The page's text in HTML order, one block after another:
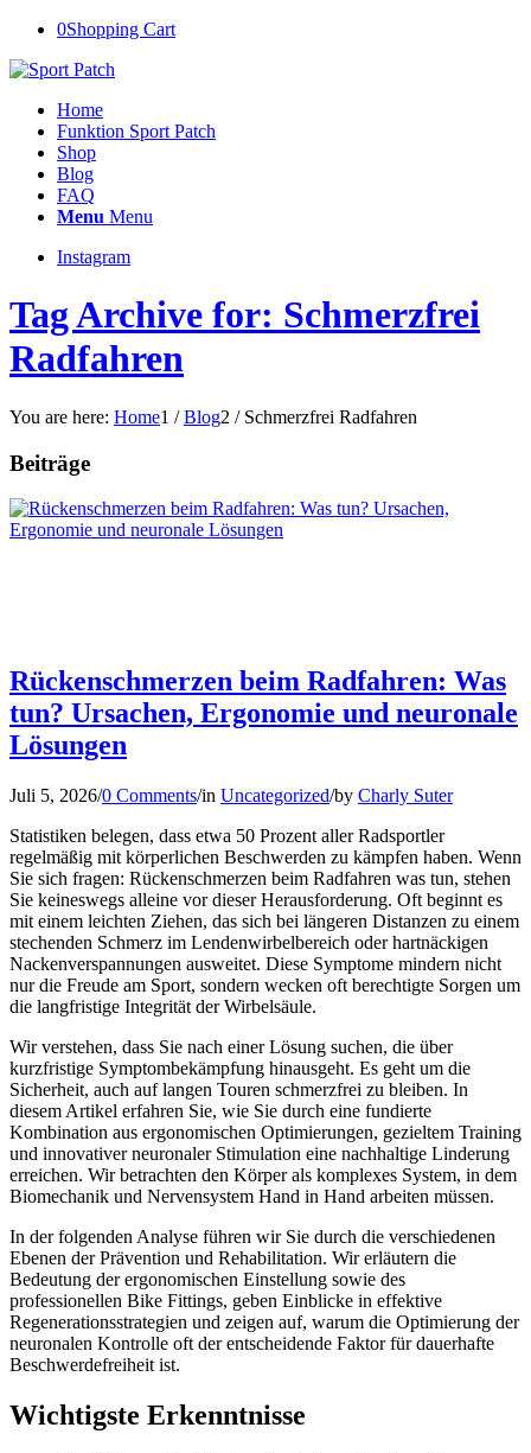
0Shopping Cart
Home
Funktion Sport Patch
Shop
Blog
FAQ
Menu Menu
Instagram
Tag Archive for: Schmerzfrei
Radfahren
You are here: Home1 / Blog2 / Schmerzfrei Radfahren
Beiträge
Rückenschmerzen beim Radfahren: Was
tun? Ursachen, Ergonomie und neuronale
Lösungen
Juli 5, 2026/0 Comments/in Uncategorized/by Charly Suter
Statistiken belegen, dass etwa 50 Prozent aller Radsportler
regelmäßig mit körperlichen Beschwerden zu kämpfen haben. Wenn
Sie sich fragen: Rückenschmerzen beim Radfahren was tun, stehen
Sie keineswegs alleine vor dieser Herausforderung. Oft beginnt es
mit einem leichten Ziehen, das sich bei längeren Distanzen zu einem
stechenden Schmerz im Lendenwirbelbereich oder hartnäckigen
Nackenverspannungen ausweitet. Diese Symptome mindern nicht
nur die Freude am Sport, sondern wecken oft berechtigte Sorgen um
die langfristige Integrität der Wirbelsäule.
Wir verstehen, dass Sie nach einer Lösung suchen, die über
kurzfristige Symptombekämpfung hinausgeht. Es geht um die
Sicherheit, auch auf langen Touren schmerzfrei zu bleiben. In
diesem Artikel erfahren Sie, wie Sie durch eine fundierte
Kombination aus ergonomischen Optimierungen, gezieltem Training
und innovativer neuronaler Stimulation eine nachhaltige Linderung
erreichen. Wir betrachten den Körper als komplexes System, in dem
Biomechanik und Nervensystem Hand in Hand arbeiten müssen.
In der folgenden Analyse führen wir Sie durch die verschiedenen
Ebenen der Prävention und Rehabilitation. Wir erläutern die
Bedeutung der ergonomischen Einstellung sowie des
professionellen Bike Fittings, geben Einblicke in effektive
Regenerationsstrategien und zeigen auf, warum die Optimierung der
neuronalen Kontrolle oft der entscheidende Faktor für dauerhafte
Beschwerdefreiheit ist.
Wichtigste Erkenntnisse